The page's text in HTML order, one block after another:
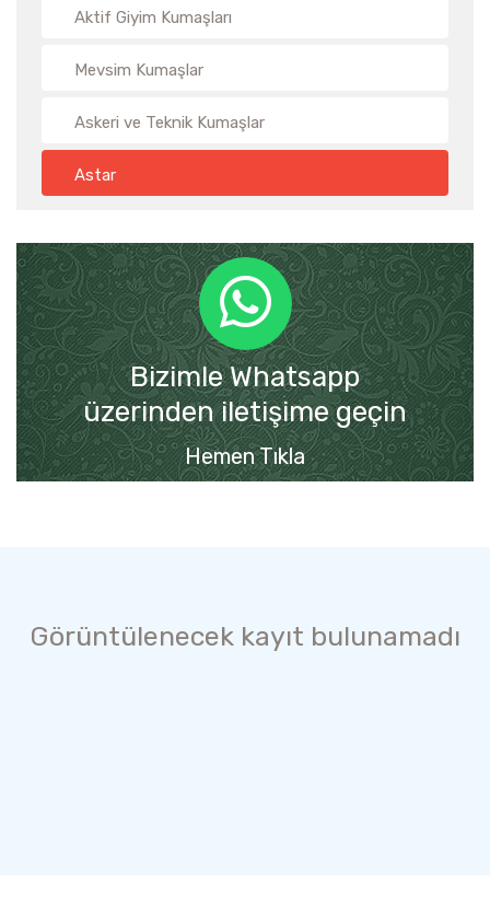
Aktif Giyim Kumaşları
Mevsim Kumaşlar
Askeri ve Teknik Kumaşlar
Astar
Bizimle Whatsapp
üzerinden iletişime geçin
Hemen Tıkla
Görüntülenecek kayıt bulunamadı